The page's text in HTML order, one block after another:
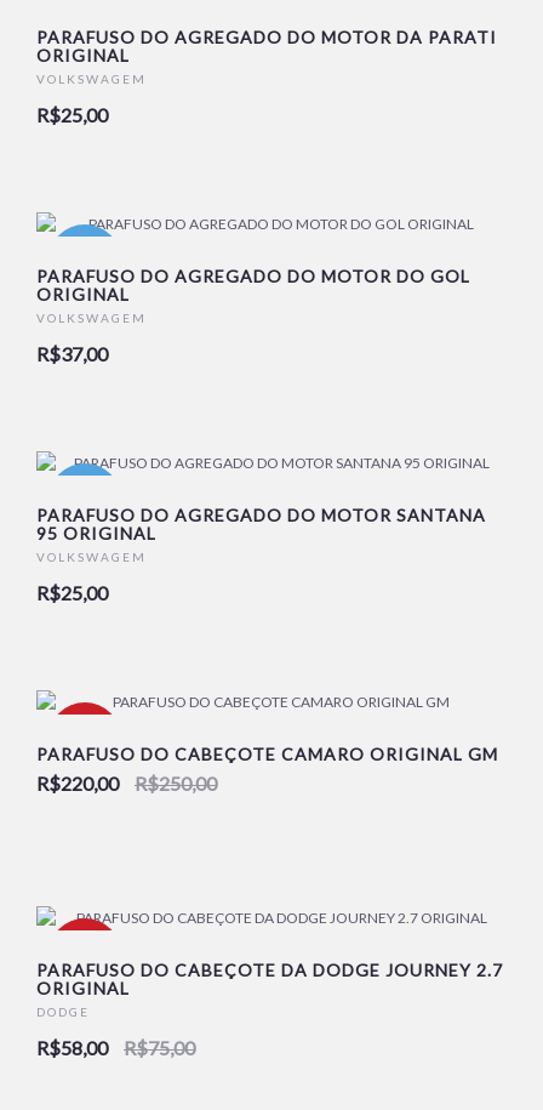
PARAFUSO DO AGREGADO DO MOTOR DA PARATI
ORIGINAL
VOLKSWAGEM
R$25,00
PARAFUSO DO AGREGADO DO MOTOR DO GOL
ORIGINAL
VOLKSWAGEM
R$37,00
PARAFUSO DO AGREGADO DO MOTOR SANTANA
95 ORIGINAL
VOLKSWAGEM
R$25,00
PARAFUSO DO CABEÇOTE CAMARO ORIGINAL GM
R$220,00 R$250,00
PARAFUSO DO CABEÇOTE DA DODGE JOURNEY 2.7
ORIGINAL
DODGE
R$58,00 R$75,00